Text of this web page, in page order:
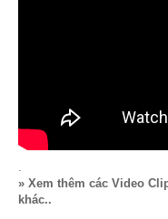
.
» Xem thêm các Video
khác..